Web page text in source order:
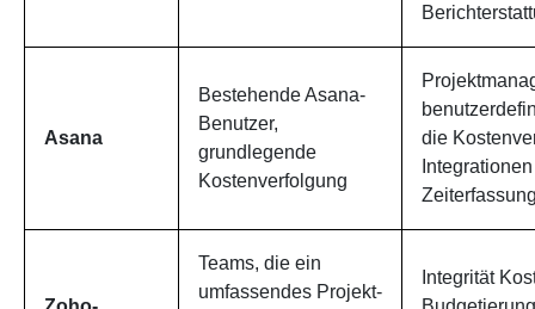
Asana
Bestehende Asana-
Benutzer,
grundlegende
Kostenverfolgung
die
Teams, die ein
umfassendes Projekt-
Integrität